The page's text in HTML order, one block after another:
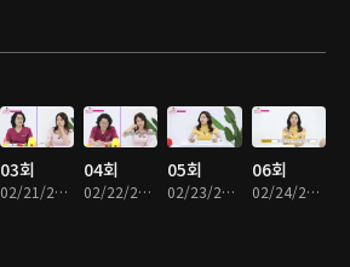
03회
02/21/2023 • 15분
04회
02/22/2023 • 15분
05회
02/23/2023 • 15분
06회
02/24/2023 • 15분